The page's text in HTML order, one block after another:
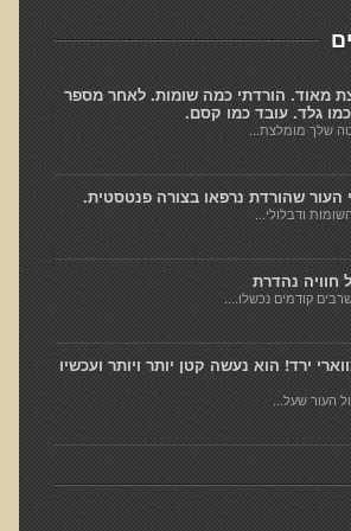
שיניים פונקציונאלית
רעלים
מאוד. הורדתי כמה שומות. לאחר מספר
גלד. עובד כמו קסם.
שלך מומלצת...
העור שהורדת נרפאו בצורה פנטסטית.
ודבלולי...
חוויה נהדרת
קודמים נכשלו....
ירד! הוא נעשה קטן יותר ויותר ועכשיו
העור שעל...